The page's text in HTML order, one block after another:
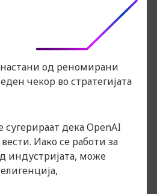
од реномирани
чекор во стратегијата
дека OpenAI
Иако се работи за
индустријата, може